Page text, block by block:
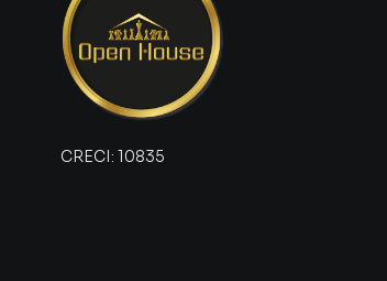
mais rápido. Contamos também
de atendimento preparada para
CRECI: 10835